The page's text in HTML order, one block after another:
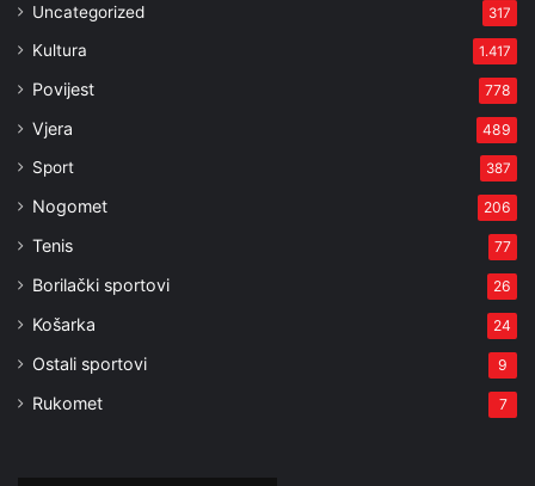
Uncategorized 317
Kultura 1.417
Povijest 778
Vjera 489
Sport 387
Nogomet 206
Tenis 77
Borilački sportovi 26
Košarka 24
Ostali sportovi 9
Rukomet 7